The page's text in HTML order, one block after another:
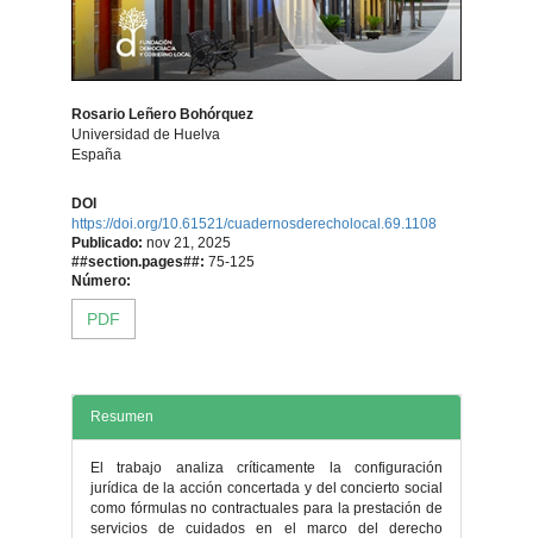
Rosario Leñero Bohórquez
Universidad de Huelva
España
Contenido
principal
del
artículo
DOI
https://doi.org/10.61521/cuadernosderecholocal.69.1108
Publicado: nov 21, 2025
##section.pages##: 75-125
Número:
PDF
Resumen
El trabajo analiza críticamente la configuración
jurídica de la acción concertada y del concierto social
como fórmulas no contractuales para la prestación de
servicios de cuidados en el marco del derecho